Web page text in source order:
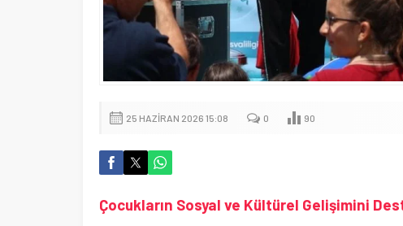
25 HAZIRAN 2026 15:08 0 90
Çocukların Sosyal ve Kültürel Gelişimini